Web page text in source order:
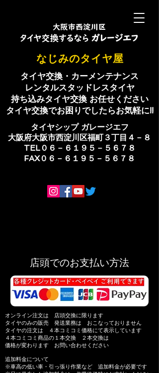
​なじみのタイヤ屋
タイヤ交換・カーメンテナンス
レンタルスタッドレスタイヤ
持ち込みタイヤ交換 お任せください
​タイヤ交換でお困りでしたらお気軽に!!
​タイヤシップ ​ガレージエフ
大阪府大阪市西淀川区福町３丁目４－８
TEL０６－６１９５－５６７８
​FAX０６－６１９５－５６７８
店頭でのお支払い方法
オンライン注文は 店頭交換に限ります
タイヤのみの販売 発送業務は おこなっておりません
タイヤの注文は ４本コミコミ価格にて表示しています
４本コミコミ商品の１本交換 ２本交換は
価格が変わります お問い合わせください
追加料金について
※​車高の低い車・引っ張り作業​など 追加料金が必要です